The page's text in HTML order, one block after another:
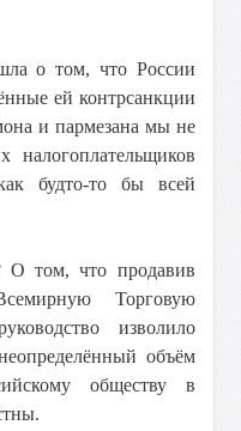
о том, что России
ей контрсанкции
и пармезана мы не
налогоплательщиков
будто-то бы всей
О том, что продавив
Торговую
изволило
объём
обществу в